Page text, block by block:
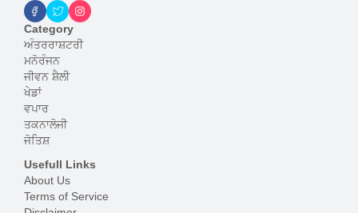
Category
ਅੰਤਰਰਾਸ਼ਟਰੀ
ਮਨੋਰੰਜਨ
ਜੀਵਨ ਸ਼ੈਲੀ
ਖੇਡਾਂ
ਵਪਾਰ
ਤਕਨਾਲੋਜੀ
ਜੋਤਿਸ਼
Usefull Links
About Us
Terms of Service